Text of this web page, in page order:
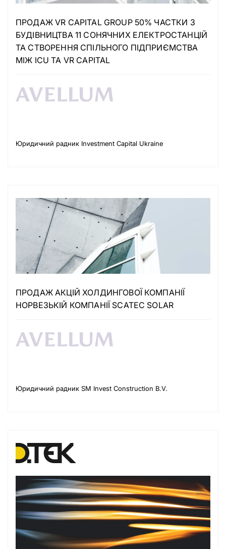
ПРОДАЖ VR CAPITAL GROUP 50% ЧАСТКИ З
БУДІВНИЦТВА 11 СОНЯЧНИХ ЕЛЕКТРОСТАНЦІЙ
ТА СТВОРЕННЯ СПІЛЬНОГО ПІДПРИЄМСТВА
МІЖ ICU ТА VR CAPITAL
Юридичний радник Investment Capital Ukraine
ПРОДАЖ АКЦІЙ ХОЛДИНГОВОЇ КОМПАНІЇ
НОРВЕЗЬКІЙ КОМПАНІЇ SCATEC SOLAR
Юридичний радник SM Invest Construction B.V.